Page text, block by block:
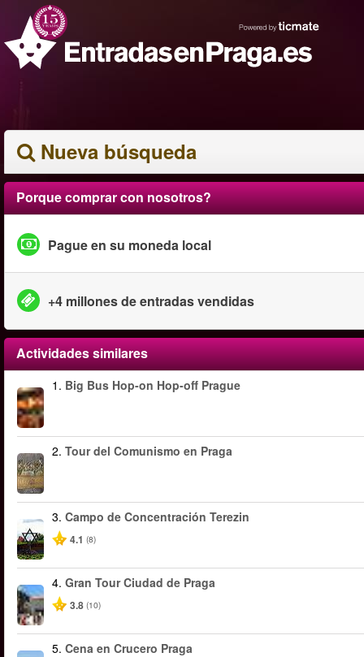
Nueva búsqueda
Porque comprar con nosotros?
Pague en su moneda local
+4 millones de entradas vendidas
Actividades similares
1. Big Bus Hop-on Hop-off Prague
2. Tour del Comunismo en Praga
3. Campo de Concentración Terezin
4.1 (8)
4. Gran Tour Ciudad de Praga
3.8 (10)
5. Cena en Crucero Praga